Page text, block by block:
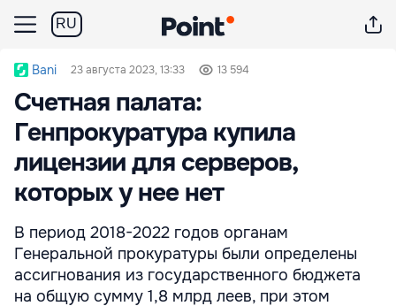
RU
Bani 23 августа 2023, 13:33 13 594
Счетная палата:
Генпрокуратура купила
лицензии для серверов,
которых у нее нет
В период 2018-2022 годов органам
Генеральной прокуратуры были определены
ассигнования из государственного бюджета
на общую сумму 1,8 млрд леев, при этом